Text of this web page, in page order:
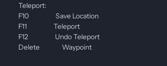
Teleport:
F10 Save Location
F11 Teleport
F12 Undo Teleport
Delete Waypoint